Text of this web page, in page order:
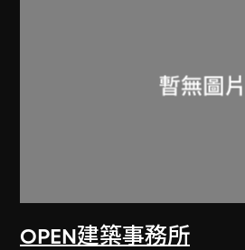
OPEN建築事務所